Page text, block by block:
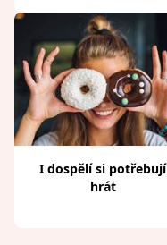
I dospělí si potřebují
hrát